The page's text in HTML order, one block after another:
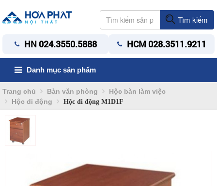
Tìm kiếm
HN 024.3550.5888 HCM 028.3511.9211
Danh mục sản phẩm
Trang chủ Bàn văn phòng
Hộc bàn làm việc
Hộc di động
Hộc di động M1D1F